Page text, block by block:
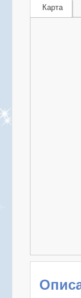
Карта